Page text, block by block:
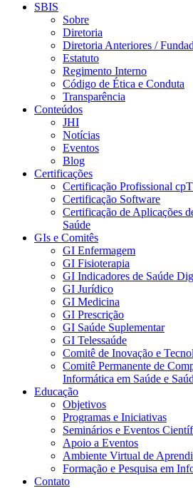
SBIS
Sobre
Diretoria
Diretoria Anteriores /
Estatuto
Regimento Interno
Código de Ética e Conduta
Transparência
Conteúdos
JHI
Notícias
Eventos
Blog
Certificações
Certificação Profissional
Certificação Software
Certificação de Aplicações
Saúde
GIs e Comitês
GI Enfermagem
GI Fisioterapia
GI Indicadores de Saúde
GI Jurídico
GI Medicina
GI Prescrição
GI Saúde Suplementar
GI Telessaúde
Comitê de Inovação e
Comitê Permanente de
Informática em Saúde e
Educação
Objetivos
Programas e Iniciativas
Seminários e Eventos
Apoio a Eventos
Ambiente Virtual de
Formação e Pesquisa em
Contato